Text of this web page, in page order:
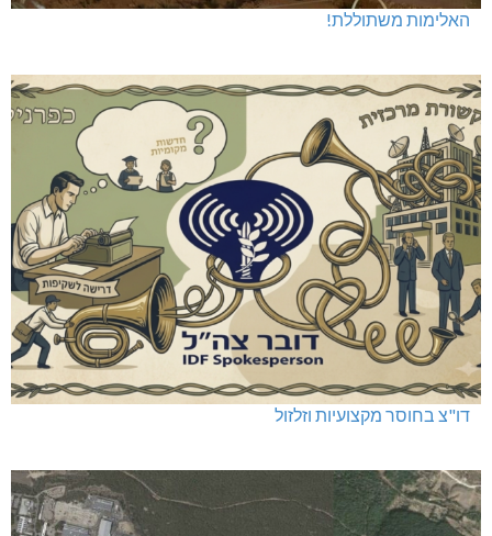
האלימות משתוללת!
דו"צ בחוסר מקצועיות וזלזול